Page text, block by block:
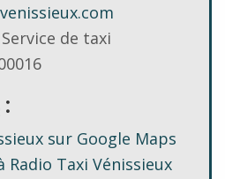
de taxi
:
sur Google Maps
Radio Taxi Vénissieux